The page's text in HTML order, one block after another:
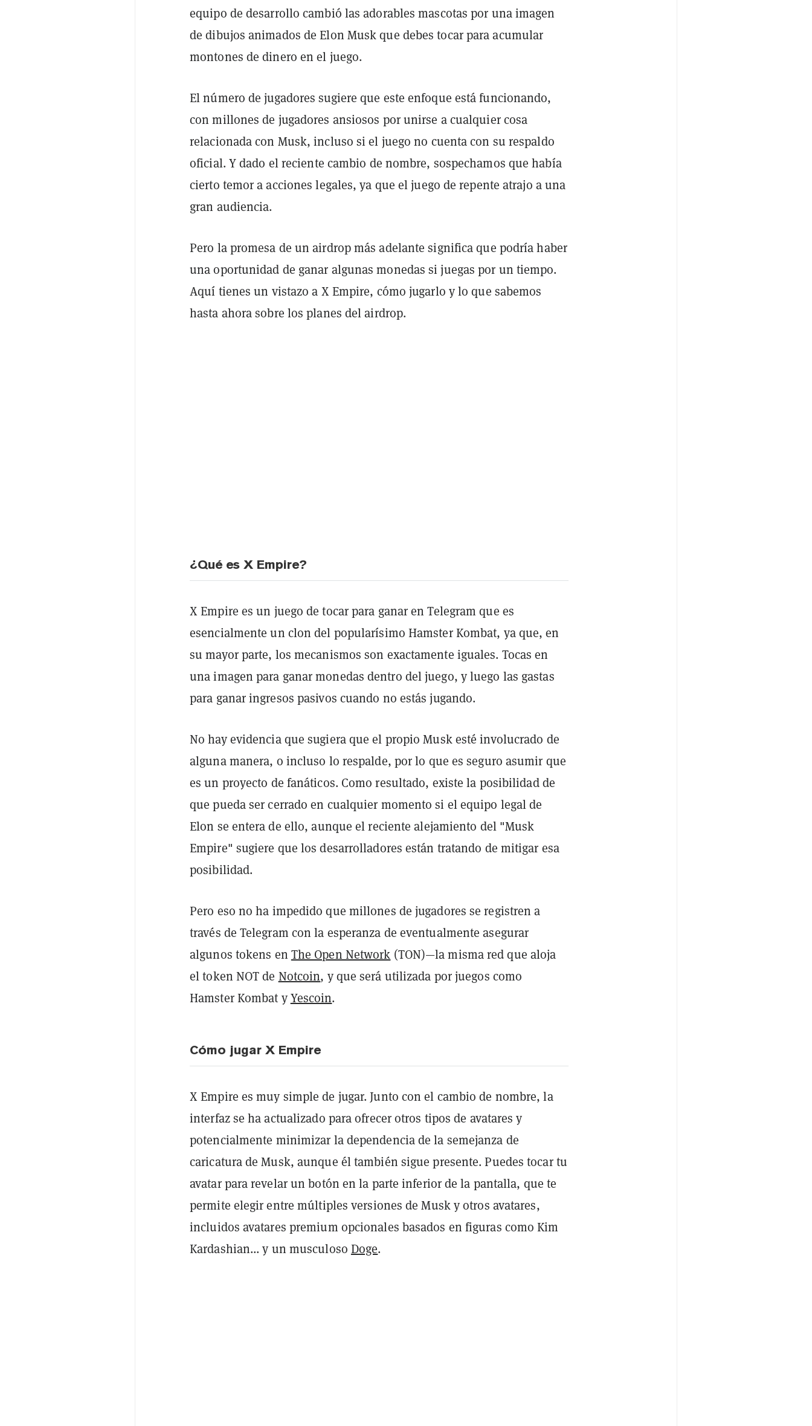
equipo de desarrollo cambió las adorables mascotas por una imagen
de dibujos animados de Elon Musk que debes tocar para acumular
montones de dinero en el juego.
El número de jugadores sugiere que este enfoque está funcionando,
con millones de jugadores ansiosos por unirse a cualquier cosa
relacionada con Musk, incluso si el juego no cuenta con su respaldo
oficial. Y dado el reciente cambio de nombre, sospechamos que había
cierto temor a acciones legales, ya que el juego de repente atrajo a una
gran audiencia.
Pero la promesa de un airdrop más adelante significa que podría haber
una oportunidad de ganar algunas monedas si juegas por un tiempo.
Aquí tienes un vistazo a X Empire, cómo jugarlo y lo que sabemos
hasta ahora sobre los planes del airdrop.
¿Qué es X Empire?
X Empire es un juego de tocar para ganar en Telegram que es
esencialmente un clon del popularísimo Hamster Kombat, ya que, en
su mayor parte, los mecanismos son exactamente iguales. Tocas en
una imagen para ganar monedas dentro del juego, y luego las gastas
para ganar ingresos pasivos cuando no estás jugando.
No hay evidencia que sugiera que el propio Musk esté involucrado de
alguna manera, o incluso lo respalde, por lo que es seguro asumir que
es un proyecto de fanáticos. Como resultado, existe la posibilidad de
que pueda ser cerrado en cualquier momento si el equipo legal de
Elon se entera de ello, aunque el reciente alejamiento del "Musk
Empire" sugiere que los desarrolladores están tratando de mitigar esa
posibilidad.
Pero eso no ha impedido que millones de jugadores se registren a
través de Telegram con la esperanza de eventualmente asegurar
algunos tokens en The Open Network (TON)—la misma red que aloja
el token NOT de Notcoin, y que será utilizada por juegos como
Hamster Kombat yYescoin.
Cómo jugar X Empire
X Empire es muy simple de jugar. Junto con el cambio de nombre, la
interfaz se ha actualizado para ofrecer otros tipos de avatares y
potencialmente minimizar la dependencia de la semejanza de
caricatura de Musk, aunque él también sigue presente.Puedes tocar tu
avatar para revelar un botón en la parte inferior de la pantalla, que te
permite elegir entre múltiples versiones de Musk y otros avatares,
incluidos avatares premium opcionales basados en figuras como Kim
Kardashian... y un musculoso Doge.